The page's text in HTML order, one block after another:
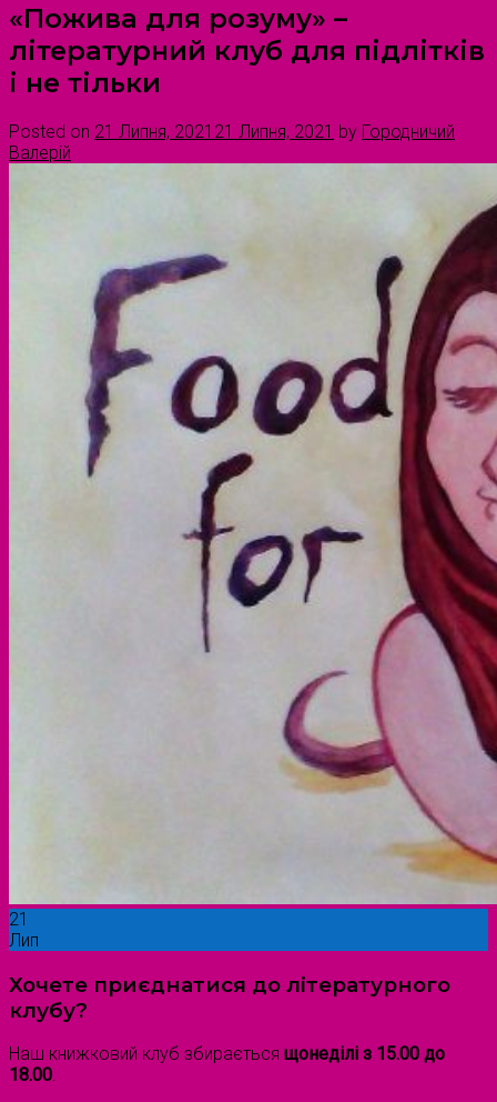
«Пожива для розуму» –
літературний клуб для підлітків
і не тільки
Posted on 21 Липня, 2021 21 Липня, 2021 by Городничий
Валерій
21
Лип
Хочете приєднатися до літературного
клубу?
Наш книжковий клуб збирається щонеділі з 15.00 до
18.00.